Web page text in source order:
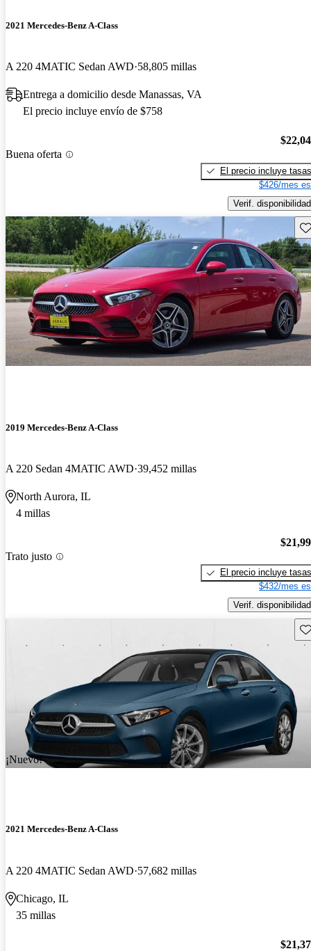
2021 Mercedes-Benz A-Class
A 220 4MATIC Sedan AWD 58,805 millas
Entrega a domicilio desde Manassas, VA
El precio incluye envío de $758
Buena oferta
El precio incluye tasas
$426/mes
Verif. disponibilidad
2019 Mercedes-Benz A-Class
A 220 Sedan 4MATIC AWD 39,452 millas
North Aurora, IL
4 millas
Trato justo
El precio incluye tasas
$432/mes
Verif. disponibilidad
¡Nuevo!
2021 Mercedes-Benz A-Class
A 220 4MATIC Sedan AWD 57,682 millas
Chicago, IL
35 millas